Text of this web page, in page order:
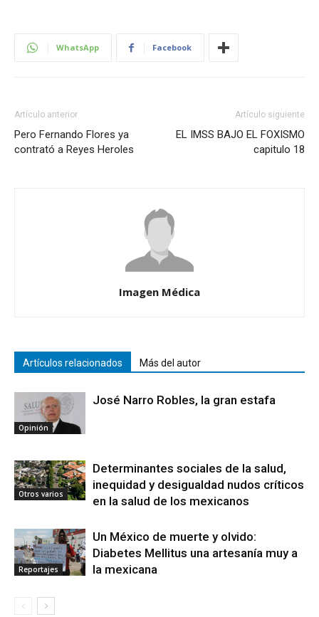
WhatsApp Facebook
Artículo anterior
Pero Fernando Flores ya
contrató a Reyes Heroles
Artículo siguiente
EL IMSS BAJO EL FOXISMO
capitulo 18
Imagen Médica
Artículos relacionados Más del autor
Opinión
José Narro Robles, la gran estafa
Otros varios
Determinantes sociales de la salud,
inequidad y desigualdad nudos críticos
en la salud de los mexicanos
Reportajes
Un México de muerte y olvido:
Diabetes Mellitus una artesanía muy a
la mexicana